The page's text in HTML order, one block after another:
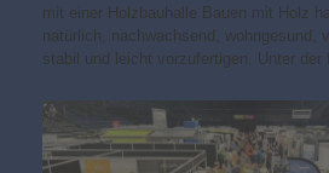
mit einer Holzbauhalle Bauen mit Holz
natürlich, nachwachsend, wohngesund,
stabil und leicht vorzufertigen. Unter der